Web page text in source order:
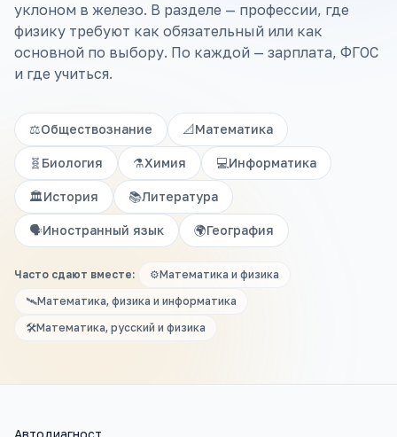
уклоном в железо. В разделе — профессии, где
физику требуют как обязательный или как
основной по выбору. По каждой — зарплата, ФГОС
и где учиться.
⚖️Обществознание 📐Математика
🧬 Биология ⚗️Химия 💻Информатика
🏛️История 📚Литература
🗣️Иностранный язык 🌍География
Часто сдают вместе: ⚙️Математика и физика
🛰️Математика, физика и информатика
🛠️Математика, русский и физика
Автодиагност